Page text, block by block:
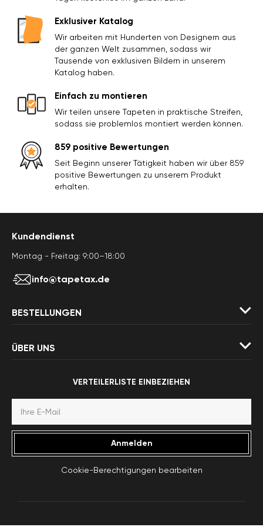
Exklusiver Katalog
Wir arbeiten mit Hunderten von Designern aus
der ganzen Welt zusammen, sodass wir
Tausende von exklusiven Bildern in unserem
Katalog haben.
Einfach zu montieren
Wir teilen unsere Tapeten in praktische Streifen,
sodass sie problemlos montiert werden können.
859 positive Bewertungen
Seit Beginn unserer Tätigkeit haben wir über 859
positive Bewertungen zu unserem Produkt
erhalten.
Kundendienst
Montag - Freitag: 9:00–18:00
info@tapetax.de
BESTELLUNGEN
ÜBER UNS
VERTEILERLISTE EINBEZIEHEN
Anmelden
Cookie-Berechtigungen bearbeiten